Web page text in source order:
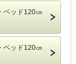
ベッド120㎝
ベッド120㎝